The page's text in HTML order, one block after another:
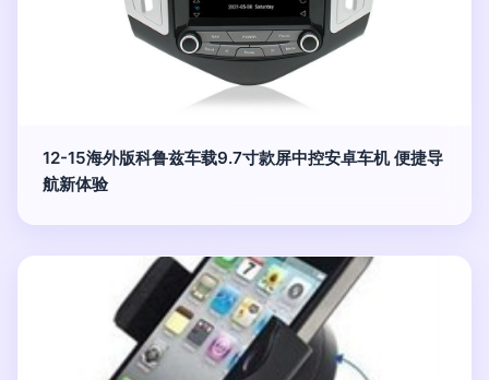
12-15海外版科鲁兹车载9.7寸款屏中控安卓车机 便捷导
航新体验